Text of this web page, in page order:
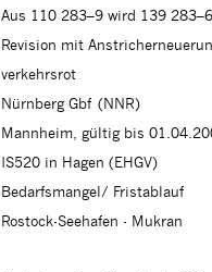
Aus 110 283–9 wird 139 283–6
Revision mit
verkehrsrot
Nürnberg Gbf (NNR)
Mannheim, gültig bis
IS520 in Hagen (EHGV)
Bedarfsmangel/ Fristablauf
Rostock-Seehafen - Mukran